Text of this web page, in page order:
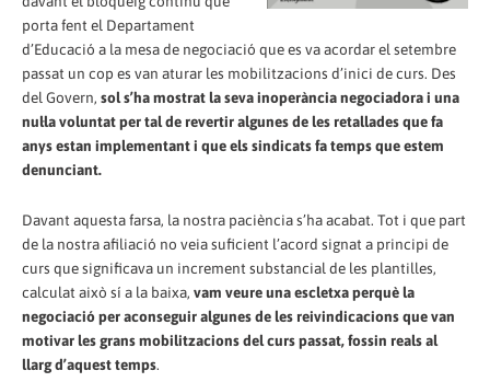
porta fent el Departament
d’Educació a la mesa de negociació que es va acordar el setembre
passat un cop es van aturar les mobilitzacions d’inici de curs. Des
del Govern, sol s’ha mostrat la seva inoperància negociadora i una
nul·la voluntat per tal de revertir algunes de les retallades que fa
anys estan implementant i que els sindicats fa temps que estem
denunciant.
Davant aquesta farsa, la nostra paciència s’ha acabat. Tot i que part
de la nostra afiliació no veia suficient l’acord signat a principi de
curs que significava un increment substancial de les plantilles,
calculat això sí a la baixa, vam veure una escletxa perquè la
negociació per aconseguir algunes de les reivindicacions que van
motivar les grans mobilitzacions del curs passat, fossin reals al
llarg d’aquest temps.